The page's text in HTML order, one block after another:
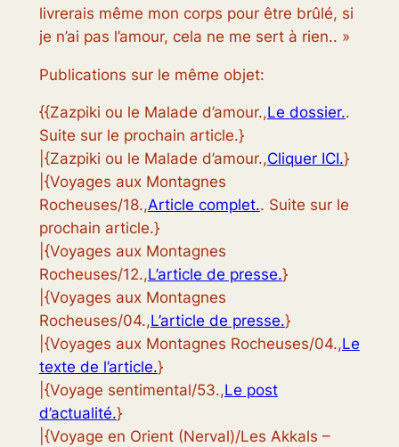
livrerais même mon corps pour être brûlé, si
je n’ai pas l’amour, cela ne me sert à rien.. »
Publications sur le même objet:
{{Zazpiki ou le Malade d’amour.,Le dossier..
Suite sur le prochain article.}
|{Zazpiki ou le Malade d’amour.,Cliquer ICI.}
|{Voyages aux Montagnes
Rocheuses/18.,Article complet.. Suite sur le
prochain article.}
|{Voyages aux Montagnes
Rocheuses/12.,L’article de presse.}
|{Voyages aux Montagnes
Rocheuses/04.,L’article de presse.}
|{Voyages aux Montagnes Rocheuses/04.,Le
texte de l’article.}
|{Voyage sentimental/53.,Le post
d’actualité.}
|{Voyage en Orient (Nerval)/Les Akkals –